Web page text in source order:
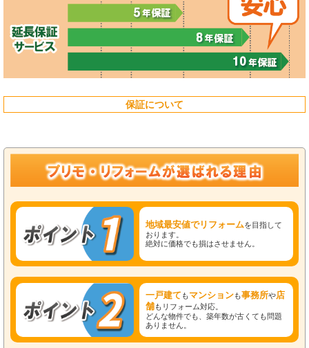
保証について
地域最安値でリフォームを目指して
おります。
絶対に価格でも損はさせません。
一戸建て もマンションも事務所や店
舗もリフォーム対応。
どんな物件でも、築年数が古くても問題
ありません。